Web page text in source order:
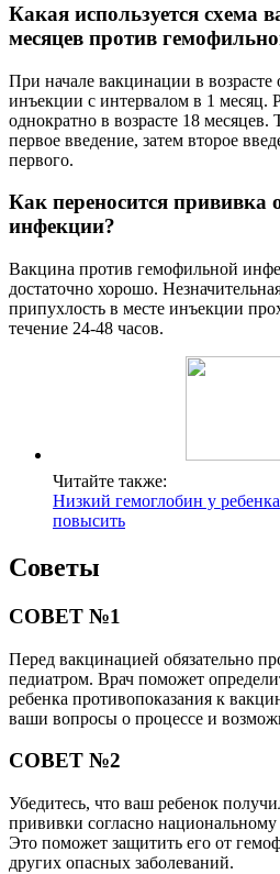
Какая используется схема
месяцев против
При начале вакцинации в возрасте
инъекции с интервалом в 1 месяц.
однократно в возрасте 18
первое введение, затем второе
первого.
Как переносится прививка
инфекции?
Вакцина против гемофильной
достаточно хорошо.
припухлость в месте инъекции
течение 24-48 часов.
Читайте также:
Низкий гемоглобин у
повысить
Советы
СОВЕТ №1
Перед вакцинацией обязательно
педиатром. Врач поможет
ребенка противопоказания к
ваши вопросы о процессе и
СОВЕТ №2
Убедитесь, что ваш ребенок
прививки согласно
Это поможет защитить его от
других опасных заболеваний.